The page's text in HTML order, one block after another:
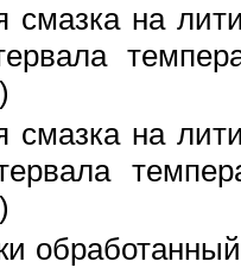
смазка на
смазка на